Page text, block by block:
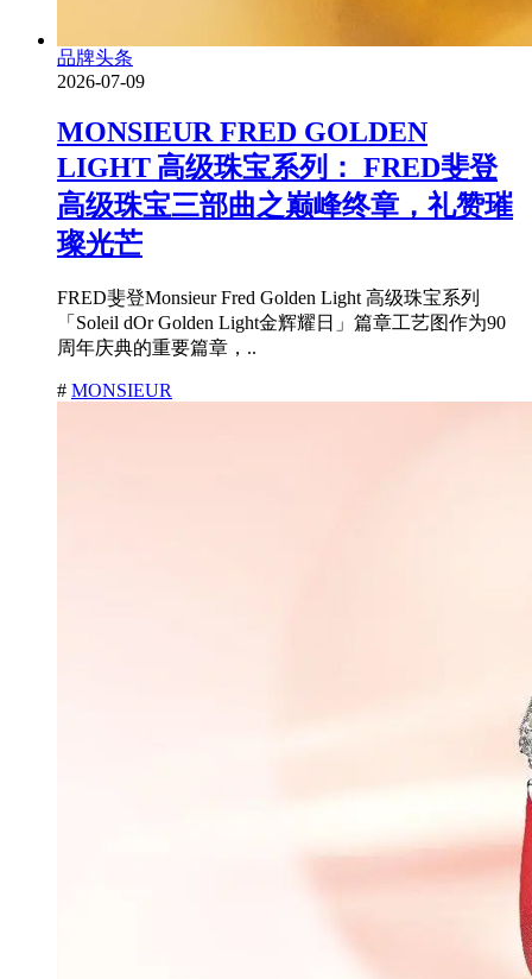
品牌头条
2026-07-09
MONSIEUR FRED GOLDEN
LIGHT 高级珠宝系列： FRED斐登
高级珠宝三部曲之巅峰终章，礼赞璀
璨光芒
FRED斐登Monsieur Fred Golden Light 高级珠宝系列
「Soleil dOr Golden Light金辉耀日」篇章工艺图作为90
周年庆典的重要篇章，..
# MONSIEUR